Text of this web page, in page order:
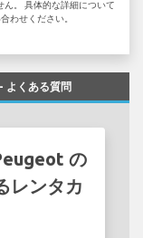
。 具体的な詳細について
わせください。
くある質問
の
レンタカ